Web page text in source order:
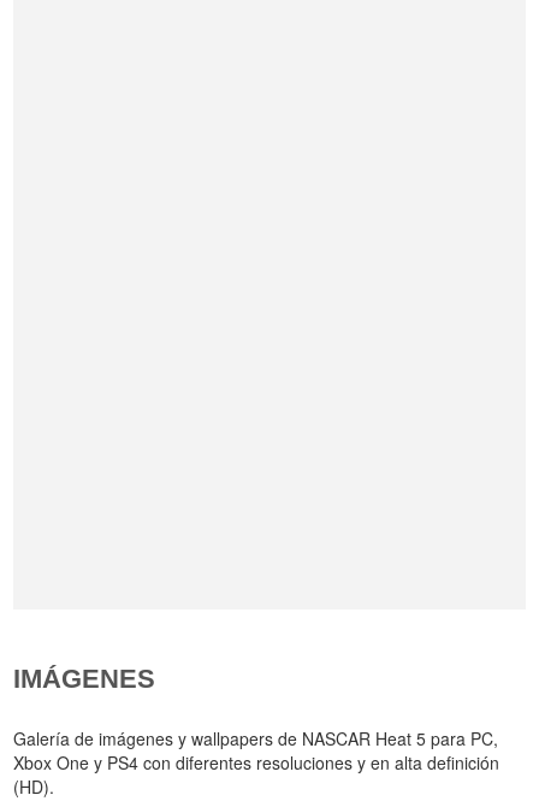
IMÁGENES
Galería de imágenes y wallpapers de NASCAR Heat 5 para PC,
Xbox One y PS4 con diferentes resoluciones y en alta definición
(HD).